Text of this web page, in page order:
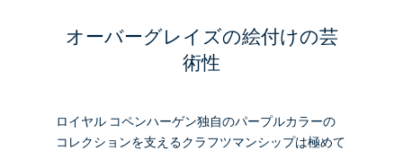
オーバーグレイズの絵付けの芸
術性
ロイヤル コペンハーゲン独自のパープルカラーの
コレクションを支えるクラフツマンシップは極めて